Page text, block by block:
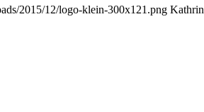
2015/12/logo-klein-300x121.png Kathrin